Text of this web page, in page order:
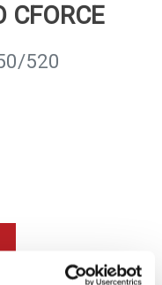
CFORCE
520